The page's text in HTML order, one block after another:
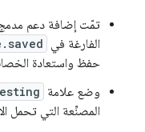
تمّت إضافة دعم مدمج
الفارغة في
حفظ واستعادة
وضع علامة
المصنِّعة التي تحمل